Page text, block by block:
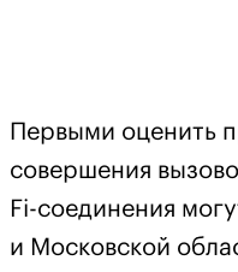
Первыми оценить
совершения
Fi-соединения
и Московской